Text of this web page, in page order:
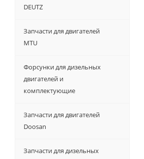
DEUTZ
Запчасти для двигателей
MTU
Форсунки для дизельных
двигателей и
комплектующие
Запчасти для двигателей
Doosan
Запчасти для дизельных